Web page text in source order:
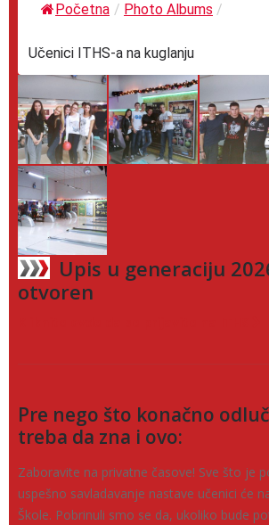
Početna / Photo Albums /
Učenici ITHS-a na kuglanju
Upis u generaciju
otvoren
Pre nego što konačno
treba da zna i ovo:
Zaboravite na privatne časove! Sve što je
uspešno savladavanje nastave učenici će
Škole. Pobrinuli smo se da, ukoliko bude